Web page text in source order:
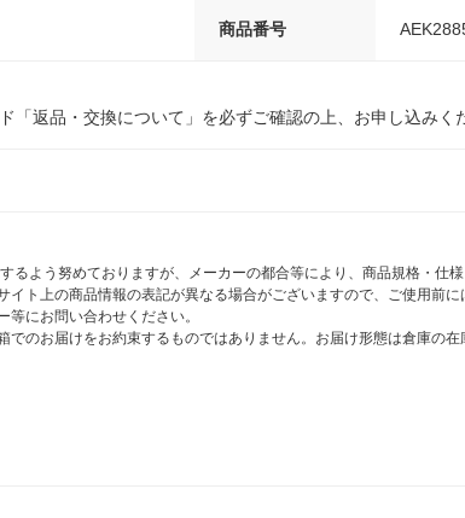
商品番号
「返品・交換について」を必ずご確認の上、お申し込みく
るよう努めておりますが、メーカーの都合等により、商品規格・仕
ト上の商品情報の表記が異なる場合がございますので、ご使用前
にお問い合わせください。
のお届けをお約束するものではありません。お届け形態は倉庫の